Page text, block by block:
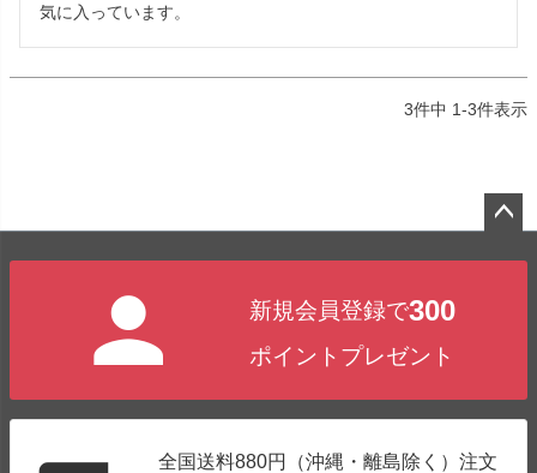
気に入っています。
3件中 1-3件表示
新規会員登録で300
ポイントプレゼント
全国送料880円（沖縄・離島除く）注文